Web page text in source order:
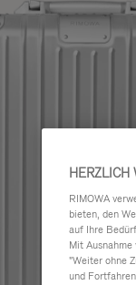
RIMOWA
bieten, den
auf Ihre
Mit
"Weiter ohne
und